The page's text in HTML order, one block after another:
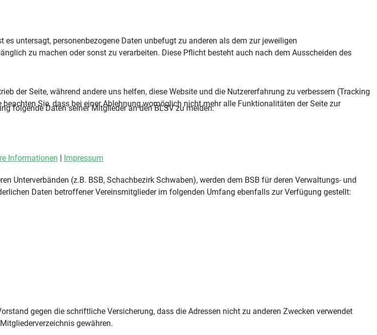
untersagt, personenbezogene Daten unbefugt zu anderen als dem zur jeweiligen
zu machen oder sonst zu verarbeiten. Diese Pflicht besteht auch nach dem Ausscheiden des
folgende Daten seiner Mitglieder an den BLSV zu melden:
Unterverbänden (z.B. BSB, Schachbezirk Schwaben), werden dem BSB für deren Verwaltungs- und
Daten betroffener Vereinsmitglieder im folgenden Umfang ebenfalls zur Verfügung gestellt:
gegen die schriftliche Versicherung, dass die Adressen nicht zu anderen Zwecken verwendet
gewähren.
der Seite, während andere uns helfen, diese Website und die Nutzererfahrung zu verbessern (Tracking
Sie, dass bei einer Ablehnung womöglich nicht mehr alle Funktionalitäten der Seite zur
Informationen | Impressum